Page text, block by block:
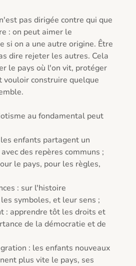
pas dirigée contre qui que
: on peut aimer le
si on a une autre origine. Être
dire rejeter les autres. Cela
le pays où l'on vit, protéger
vouloir construire quelque
au fondamental peut
enfants partagent un
des repères communs ;
le pays, pour les règles,
: sur l'histoire
symboles, et leur sens ;
: apprendre tôt les droits et
de la démocratie et de
: les enfants nouveaux
plus vite le pays, ses